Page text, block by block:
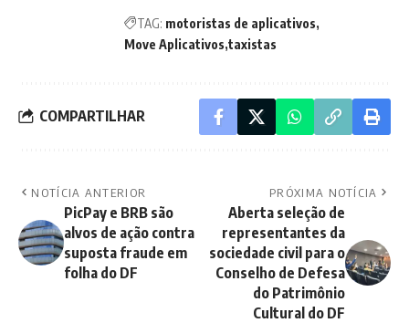
TAG: motoristas de aplicativos
Move Aplicativos taxistas
COMPARTILHAR
NOTÍCIA ANTERIOR
PicPay e BRB são
alvos de ação contra
suposta fraude em
folha do DF
PRÓXIMA NOTÍCIA
Aberta seleção de
representantes da
sociedade civil para o
Conselho de Defesa
do Patrimônio
Cultural do DF